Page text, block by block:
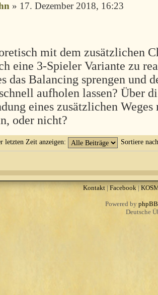
» 17. Dezember 2018, 16:23
mit dem zusätzlichen
eine 3-Spieler Variante zu
das Balancing sprengen und
aufholen lassen? Über
eines zusätzlichen Weges
oder nicht?
letzten Zeit anzeigen: Sortiere
Kontakt| Facebook|
Powered by phpBB
Deutsche